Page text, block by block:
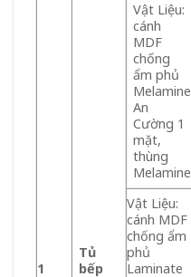
1
Tủ
bếp
Vật Liệu:
cánh
MDF
chống
ẩm phủ
Melamine
An
Cường 1
mặt,
thùng
Melamine
Vật Liệu:
cánh MDF
chống ẩm
phủ
Laminate